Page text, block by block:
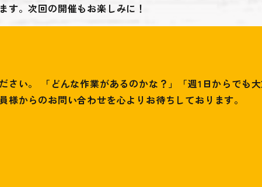
す。次回の開催もお楽しみに！
い。 「どんな作業があるのかな？」「週1日からでも
からのお問い合わせを心よりお待ちしております。